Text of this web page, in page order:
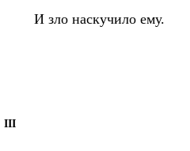
И зло наскучило ему.
III